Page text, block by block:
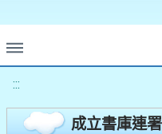
:::
成立書庫連